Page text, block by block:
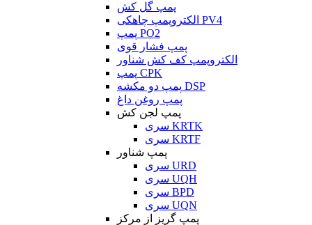
پمپ گل کش
الکتروپمپ چاهکی PV4
پمپ PO2
پمپ فشار قوی
الکتروپمپ کف کش شناور
پمپ CPK
پمپ دو مکشه DSP
پمپ روغن داغ
پمپ لجن کش
سری KRTK
سری KRTF
پمپ شناور
سری URD
سری UQH
سری BPD
سری UQN
پمپ گریز از مرکز